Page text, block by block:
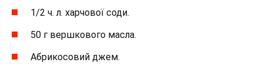
1/2 ч. л. харчової соди.
50 г вершкового масла.
Абрикосовий джем.